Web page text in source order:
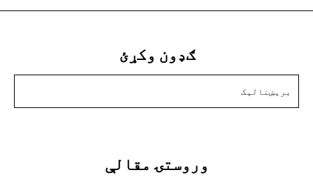
ګډون وکړئ
وروستۍ مقالې